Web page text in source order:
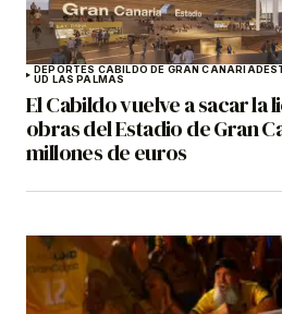
DEPORTES CABILDO DE GRAN CANARIA
UD LAS PALMAS
El Cabildo vuelve a sacar la
obras del Estadio de Gran
millones de euros